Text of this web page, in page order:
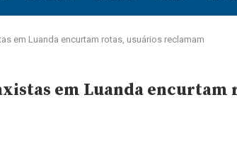
em Luanda encurtam rotas, usuários reclamam
em Luanda